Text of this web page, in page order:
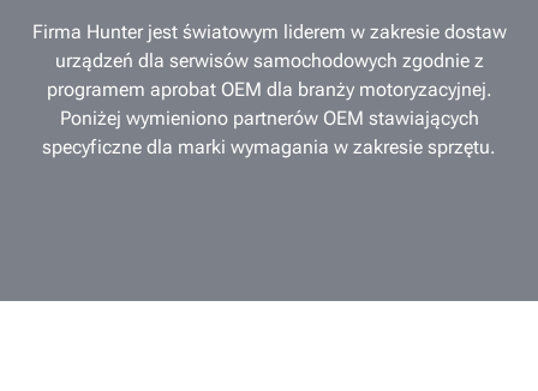
Firma Hunter jest światowym liderem w zakresie dostaw
urządzeń dla serwisów samochodowych zgodnie z
programem aprobat OEM dla branży motoryzacyjnej.
Poniżej wymieniono partnerów OEM stawiających
specyficzne dla marki wymagania w zakresie sprzętu.